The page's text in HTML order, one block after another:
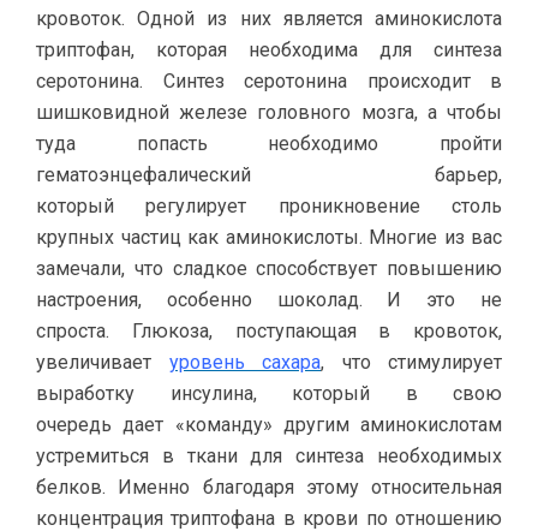
кровоток. Одной из них является аминокислота
триптофан, которая необходима для синтеза
серотонина. Синтез серотонина происходит в
шишковидной железе головного мозга, а чтобы
туда попасть необходимо пройти
гематоэнцефалический барьер,
который регулирует проникновение столь
крупных частиц как аминокислоты. Многие из вас
замечали, что сладкое способствует повышению
настроения, особенно шоколад. И это не
спроста. Глюкоза, поступающая в кровоток,
увеличивает уровень сахара, что стимулирует
выработку инсулина, который в свою
очередь дает «команду» другим аминокислотам
устремиться в ткани для синтеза необходимых
белков. Именно благодаря этому относительная
концентрация триптофана в крови по отношению